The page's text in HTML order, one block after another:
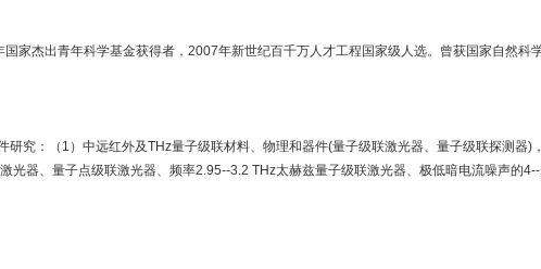
家杰出青年科学基金获得者，2007年新世纪百千万人才工程国家级人选。曾获国家自然科
研究：（1）中远红外及THz量子级联材料、物理和器件(量子级联激光器、量子级联探测器)
光器、量子点级联激光器、频率2.95--3.2 THz太赫兹量子级联激光器、极低暗电流噪声的4--